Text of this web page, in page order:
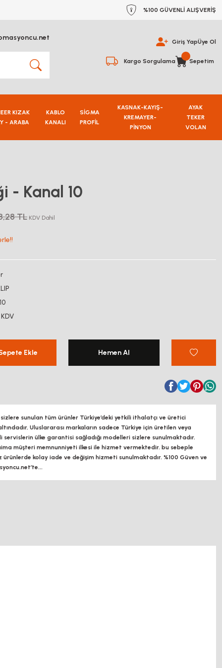
%100 GÜVENLİ ALIŞVERİŞ
Giriş YapÜye Ol
Kargo Sorgulama Sepetim
KIZAK
- ARABA
KABLO
KANALI
SİGMA
PROFİL
KASNAK-KAYIŞ-
KREMAYER-
PİNYON
AYAK
TEKER
VOLAN
- Kanal 10
TL KDV Dahil
Ekle Hemen Al
sunulan tüm ürünler Türkiye’deki yetkili ithalatçı ve üretici
Uluslararası markaların sadece Türkiye için üretilen veya
ülke garantisi sağladığı modelleri sizlere sunulmaktadır.
müşteri memnunniyeti ilkesi ile hizmet vermektedir. bu sebeple
ürünlerde kolay iade ve değişim hizmeti sunulmaktadır. %100 Güven ve